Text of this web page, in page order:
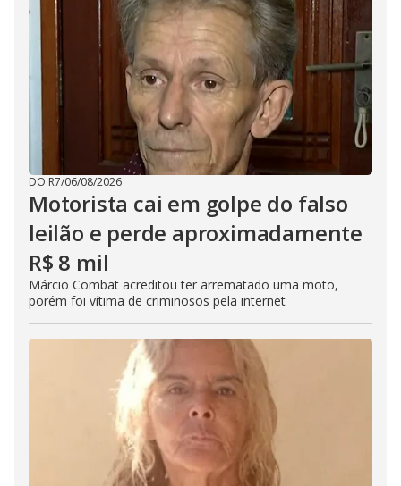
DO R7/06/08/2026
Motorista cai em golpe do falso
leilão e perde aproximadamente
R$ 8 mil
Márcio Combat acreditou ter arrematado uma moto,
porém foi vítima de criminosos pela internet